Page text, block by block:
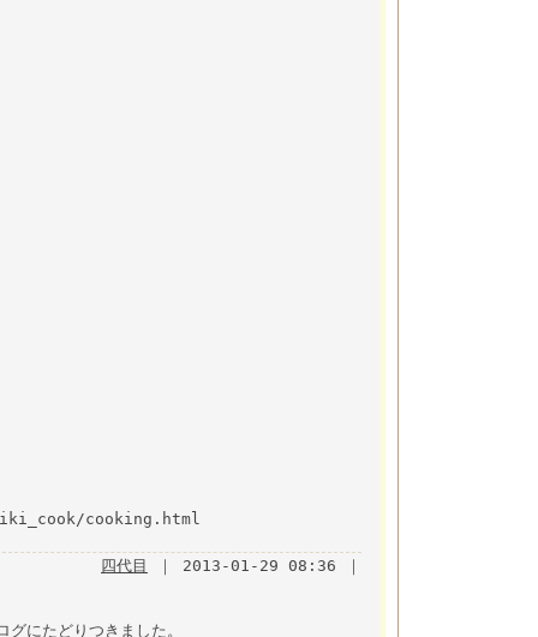
cooking.html
四代目
｜ 2013-01-29 08:36 ｜
にたどりつきました。